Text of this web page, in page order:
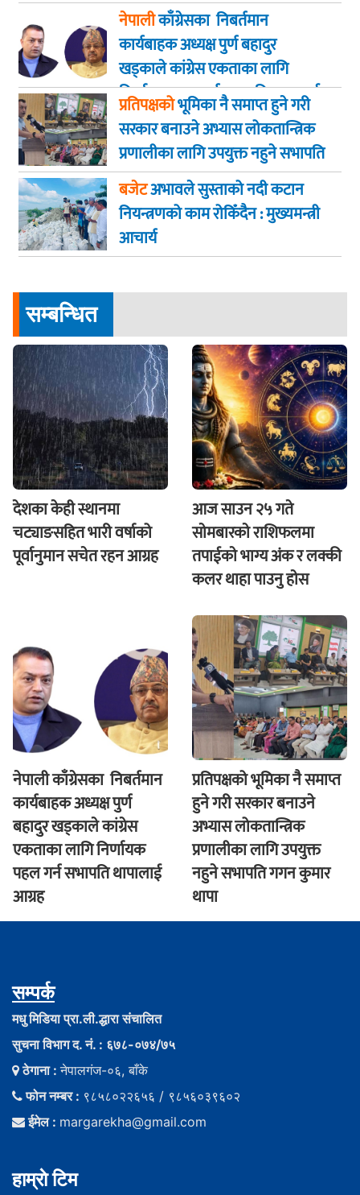
नेपालीकाँग्रेसका निबर्तमान
कार्यबाहक अध्यक्ष पुर्ण बहादुर
खड्काले कांग्रेस एकताका लागि
निर्णायक पहल गर्न सभापति थापालाई
आग्रह
प्रतिपक्षकोभूमिका नै समाप्त हुने गरी
सरकार बनाउने अभ्यास लोकतान्त्रिक
प्रणालीका लागि उपयुक्त नहुने सभापति
गगन कुमार थापा
बजेटअभावले सुस्ताको नदी कटान
नियन्त्रणको काम रोकिँदैन : मुख्यमन्त्री
आचार्य
सम्बन्धित
देशका केही स्थानमा
चट्याङसहित भारी वर्षाको
पूर्वानुमान सचेत रहन आग्रह
आज साउन २५ गते
साेमबारकाे राशिफलमा
तपाईकाे भाग्य अंक र लक्की
कलर थाहा पाउनु हाेस
नेपाली काँग्रेसका निबर्तमान
कार्यबाहक अध्यक्ष पुर्ण
बहादुर खड्काले कांग्रेस
एकताका लागि निर्णायक
पहल गर्न सभापति थापालाई
आग्रह
प्रतिपक्षको भूमिका नै समाप्त
हुने गरी सरकार बनाउने
अभ्यास लोकतान्त्रिक
प्रणालीका लागि उपयुक्त
नहुने सभापति गगन कुमार
थापा
सम्पर्क
मधु मिडिया प्रा.ली.द्धारा संचालित
सुचना विभाग द. नं. : ६७८-०७४/७५
ठेगाना :नेपालगंज-०६, बाँके
फोन नम्बर : ९८५८०२२६५६ / ९८५६०३९६०२
ईमेल : margarekha@gmail.com
हाम्राे टिम